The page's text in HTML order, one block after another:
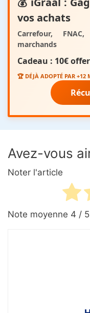
vos achats
Carrefour,
marchands
Cadeau : 10€
🏆 DÉJÀ ADOPTÉ PAR +12
Avez-vous
Noter l'article
Note moyenne 4 /